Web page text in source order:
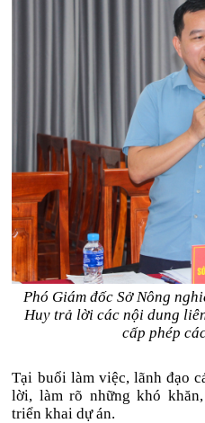
Phó Giám đốc Sở Nông
Huy trả lời các nội dung
cấp phép
Tại buổi làm việc, lãnh đạo
lời, làm rõ những khó
triển khai dự án.